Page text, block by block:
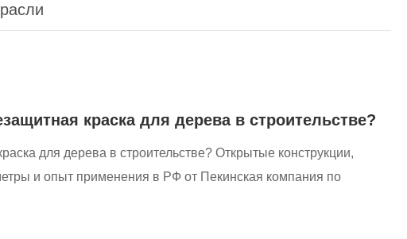
краска для дерева в строительстве?
для дерева в строительстве? Открытые конструкции,
и опыт применения в РФ от Пекинская компания по